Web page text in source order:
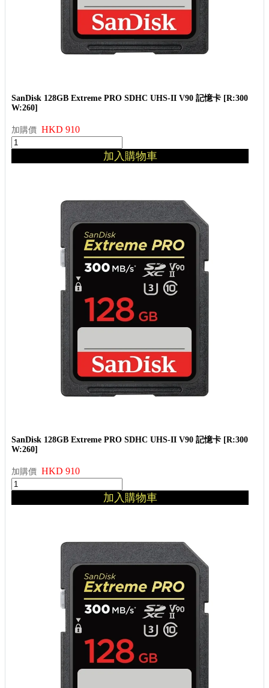
SanDisk 128GB Extreme PRO SDHC UHS-II V90 記憶卡 [R:300
W:260]
加購價 HKD 910
加入購物車
SanDisk 128GB Extreme PRO SDHC UHS-II V90 記憶卡 [R:300
W:260]
加購價 HKD 910
加入購物車